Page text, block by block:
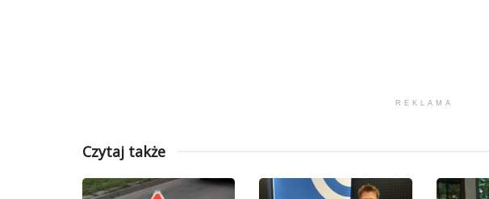
REKLAMA
Czytaj także